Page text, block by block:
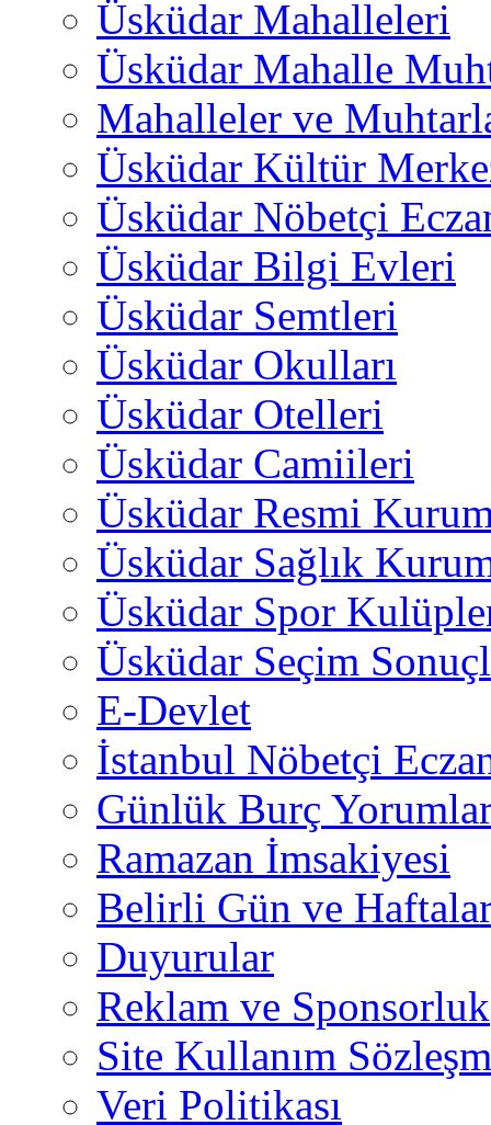
Üsküdar Mahalleleri
Üsküdar Mahalle
Mahalleler ve
Üsküdar Kültür
Üsküdar Nöbetçi
Üsküdar Bilgi Evleri
Üsküdar Semtleri
Üsküdar Okulları
Üsküdar Otelleri
Üsküdar Camiileri
Üsküdar Resmi
Üsküdar Sağlık
Üsküdar Spor
Üsküdar Seçim
E-Devlet
İstanbul Nöbetçi
Günlük Burç
Ramazan İmsakiyesi
Belirli Gün ve
Duyurular
Reklam ve Sponsorluk
Site Kullanım
Veri Politikası